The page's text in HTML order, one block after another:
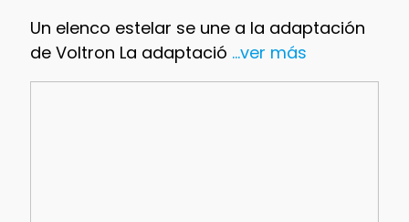
Un elenco estelar se une a la adaptación
de Voltron La adaptació ...ver más